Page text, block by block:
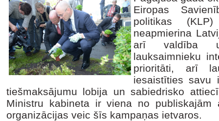
Eiropas
politikas
neapmierina
arī valdība
lauksaimnieku
prioritāti, arī
iesaistīties savu
tiešmaksājumu lobija un sabiedrisko
Ministru kabineta ir viena no publiskajām
organizācijas veic šīs kampaņas ietvaros.